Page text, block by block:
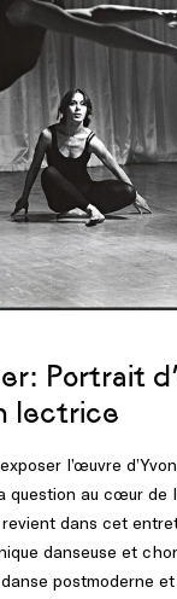
Portrait
lectrice
l’œuvre
question au cœur de
dans cet
danseuse et
postmoderne et